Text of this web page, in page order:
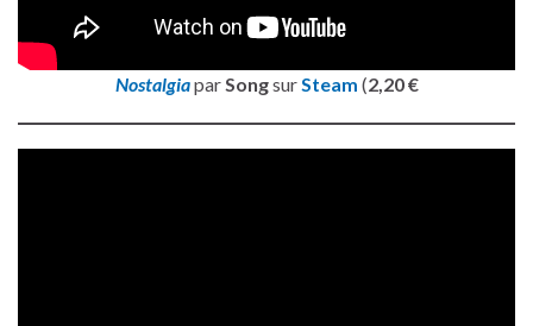
NostalgiaparSongsurSteam (2,20 €